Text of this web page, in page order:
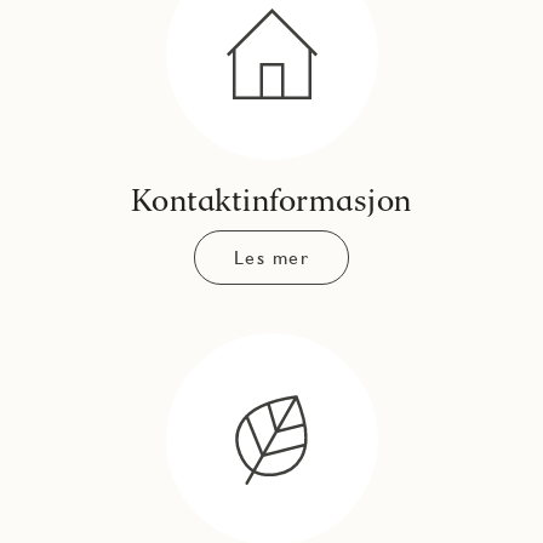
Kontaktinformasjon
Les mer